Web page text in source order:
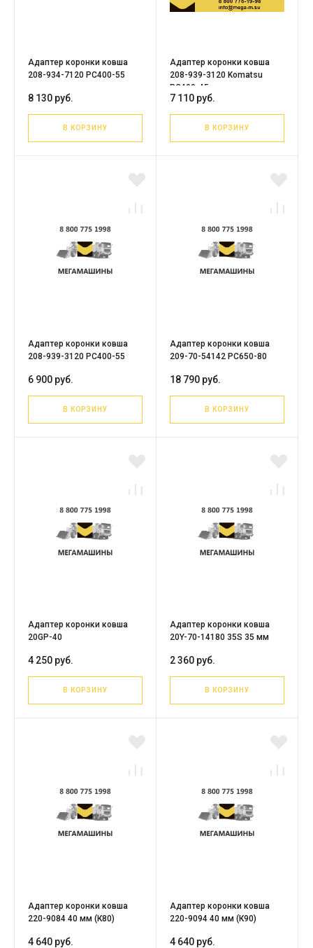
Адаптер коронки ковша
208-934-7120 PC400-55
8 130 руб.
В КОРЗИНУ
Адаптер коронки ковша
208-939-3120 Komatsu
PC400-45
7 110 руб.
В КОРЗИНУ
Адаптер коронки ковша
208-939-3120 PC400-55
6 900 руб.
В КОРЗИНУ
Адаптер коронки ковша
209-70-54142 PC650-80
18 790 руб.
В КОРЗИНУ
Адаптер коронки ковша
20GP-40
4 250 руб.
В КОРЗИНУ
Адаптер коронки ковша
20Y-70-14180 35S 35 мм
2 360 руб.
В КОРЗИНУ
Адаптер коронки ковша
220-9084 40 мм (К80)
4 640 руб.
Адаптер коронки ковша
220-9094 40 мм (К90)
4 640 руб.